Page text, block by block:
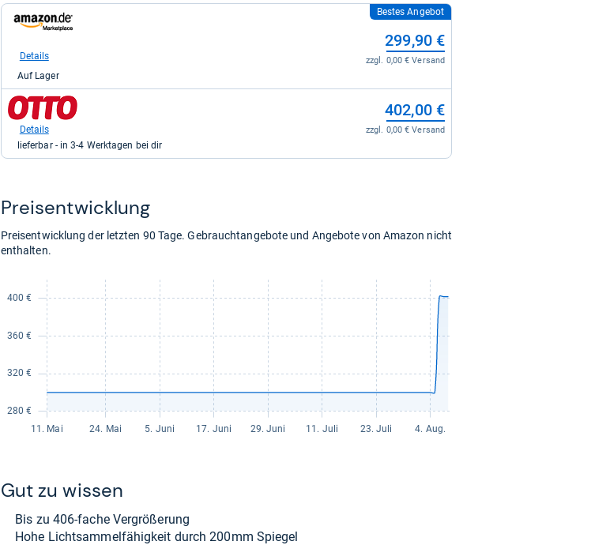
zum
Shop:
Amazon.de
299,90
kaufen.
Bestes Angebot
299,90 €
zzgl. 0,00 € Versand
Details
Auf Lager
zum
Shop:
Otto.de
für
402,00 €
zzgl. 0,00 € Versand
Details
lieferbar - in 3-4 Werktagen bei dir
Preis­ent­wick­lung
Preisentwicklung der letzten 90 Tage. Gebrauchtangebote und Angebote von Amazon nicht
enthalten.
Gut zu wis­sen
Bis zu 406-​fache Ver­grö­ße­rung
Hohe Licht­sam­mel­fä­hig­keit durch 200mm Spie­gel